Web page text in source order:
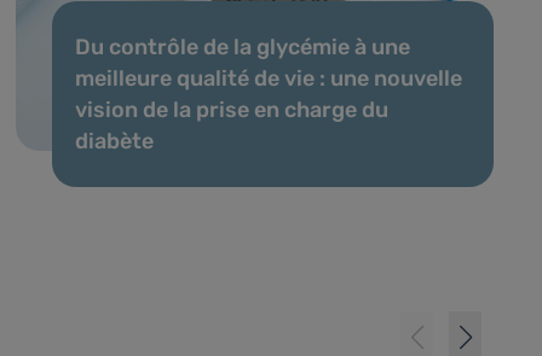
Du contrôle de la glycémie à une
meilleure qualité de vie : une nouvelle
vision de la prise en charge du
diabète